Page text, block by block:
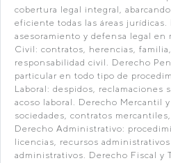
cobertura legal integral,
eficiente todas las áreas jurídicas.
asesoramiento y defensa legal en
Civil: contratos, herencias,
responsabilidad civil. Derecho
particular en todo tipo de
Laboral: despidos, reclamaciones
acoso laboral. Derecho Mercantil
sociedades, contratos
Derecho Administrativo:
licencias, recursos
administrativos. Derecho Fiscal y